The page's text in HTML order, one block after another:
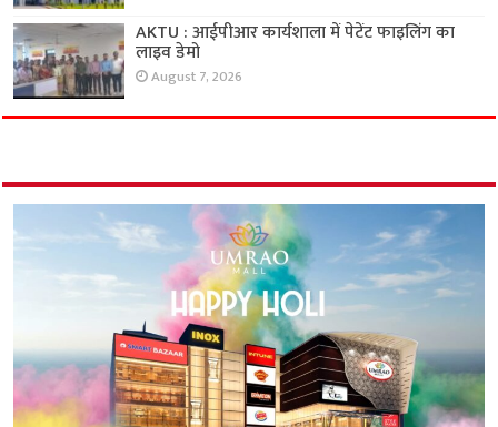
AKTU : आईपीआर कार्यशाला में पेटेंट फाइलिंग का
लाइव डेमो
August 7, 2026